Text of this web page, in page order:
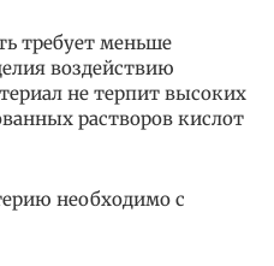
требует меньше
воздействию
не терпит высоких
растворов кислот
необходимо с